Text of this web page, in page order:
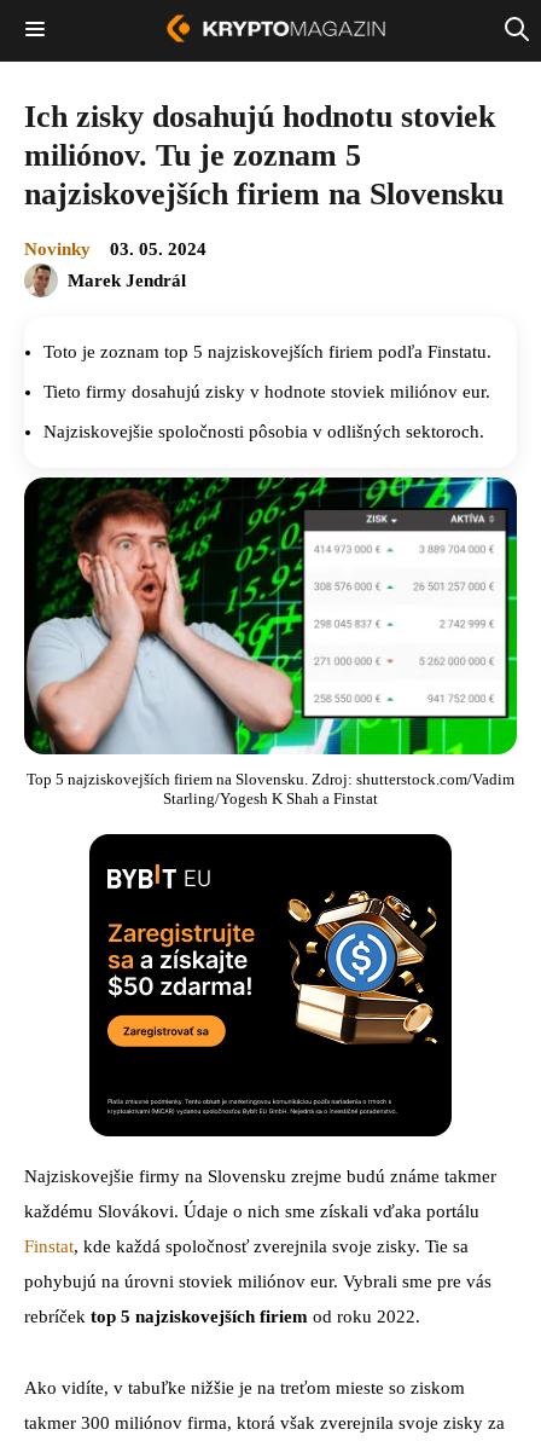
Ich zisky dosahujú hodnotu stoviek
miliónov. Tu je zoznam 5
najziskovejších firiem na Slovensku
Novinky
03. 05. 2024
Marek Jendrál
Toto je zoznam top 5 najziskovejších firiem podľa Finstatu.
Tieto firmy dosahujú zisky v hodnote stoviek miliónov eur.
Najziskovejšie spoločnosti pôsobia v odlišných sektoroch.
Top 5 najziskovejších firiem na Slovensku. Zdroj: shutterstock.com/Vadim
Starling/Yogesh K Shah a Finstat
Najziskovejšie firmy na Slovensku zrejme budú známe takmer
každému Slovákovi. Údaje o nich sme získali vďaka portálu
Finstat, kde každá spoločnosť zverejnila svoje zisky. Tie sa
pohybujú na úrovni stoviek miliónov eur. Vybrali sme pre vás
rebríček top 5 najziskovejších firiem od roku 2022.
Ako vidíte, v tabuľke nižšie je na treťom mieste so ziskom
takmer 300 miliónov firma, ktorá však zverejnila svoje zisky za